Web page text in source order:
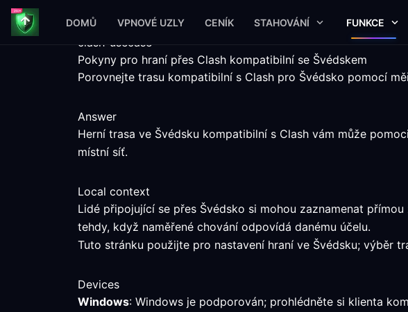
DOMŮ VPNOVÉ UZLY CENÍK STAHOVÁNÍ FUNKCE
clash-usecase
Pokyny pro hraní přes Clash kompatibilní se Švédskem
Porovnejte trasu kompatibilní s Clash pro Švédsko pomocí
Answer
Herní trasa ve Švédsku kompatibilní s Clash vám může
místní síť.
Local context
Lidé připojující se přes Švédsko si mohou zaznamenat
tehdy, když naměřené chování odpovídá danému účelu.
Tuto stránku použijte pro nastavení hraní ve Švédsku; výběr
Devices
Windows: Windows je podporován; prohlédněte si klienta